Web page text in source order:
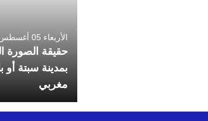
الأربعاء 05 أغسطس 2026 - 1:00
حقيقة الصورة
بمدينة سبتة
مغربي